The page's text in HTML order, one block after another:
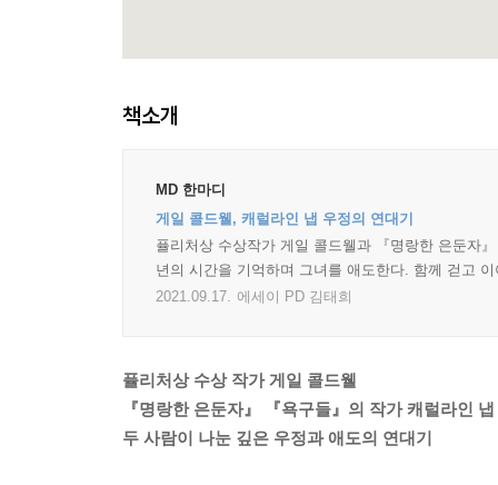
책소개
MD 한마디
게일 콜드웰, 캐럴라인 냅 우정의 연대기
퓰리처상 수상작가 게일 콜드웰과 『명랑한 은둔자
년의 시간을 기억하며 그녀를 애도한다. 함께 걷고
2021.09.17. 에세이 PD 김태희
퓰리처상 수상 작가 게일 콜드웰
『명랑한 은둔자』 『욕구들』의 작가 캐럴라인 냅
두 사람이 나눈 깊은 우정과 애도의 연대기